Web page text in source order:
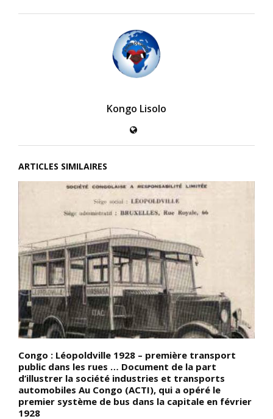
Kongo Lisolo
ARTICLES SIMILAIRES
Congo : Léopoldville 1928 – première transport
public dans les rues … Document de la part
d’illustrer la société industries et transports
automobiles Au Congo (ACTI), qui a opéré le
premier système de bus dans la capitale en février
1928